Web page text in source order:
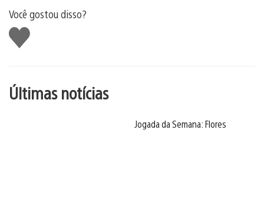
Você gostou disso?
Curtir
Últimas notícias
Jogada da Semana: Flores